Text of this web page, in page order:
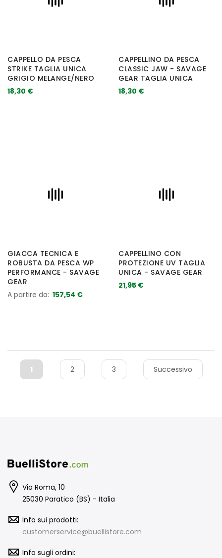
CAPPELLO DA PESCA
STRIKE TAGLIA UNICA
GRIGIO MELANGE/NERO
18,30 €
CAPPELLINO DA PESCA
CLASSIC JAW - SAVAGE
GEAR TAGLIA UNICA
18,30 €
GIACCA TECNICA E
ROBUSTA DA PESCA WP
PERFORMANCE - SAVAGE
GEAR
A partire da 157,54 €
CAPPELLINO CON
PROTEZIONE UV TAGLIA
UNICA - SAVAGE GEAR
21,95 €
1 2 3 Successivo
Via Roma, 10
25030 Paratico (BS) - Italia
Info sui prodotti:
customerservice@buellistore.com
Info sugli ordini: